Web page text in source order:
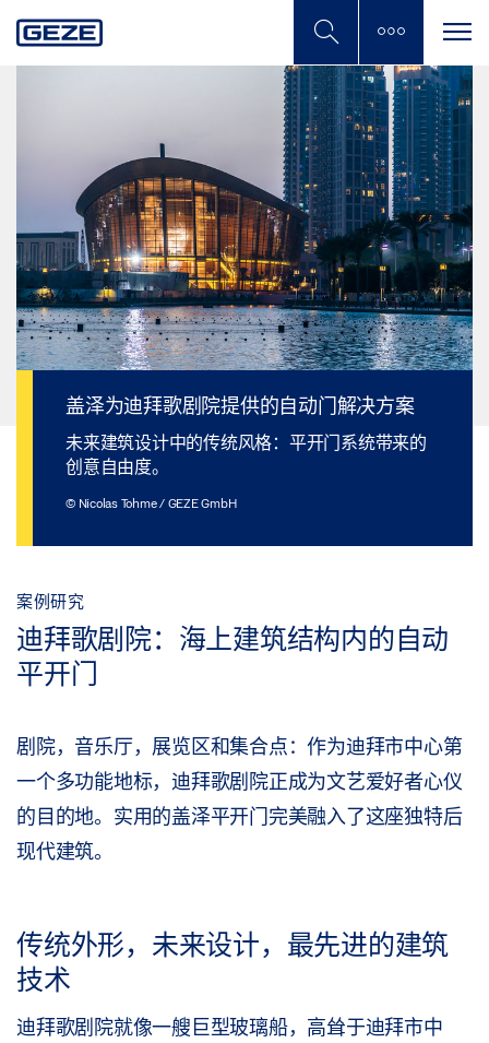
to
盖泽为迪拜歌剧院提供的自动门解决方案
未来建筑设计中的传统风格：平开门系统带来的
创意自由度。
© Nicolas Tohme / GEZE GmbH
案例研究
迪拜歌剧院：海上建筑结构内的自动
平开门
剧院，音乐厅，展览区和集合点：作为迪拜市中心第
一个多功能地标，迪拜歌剧院正成为文艺爱好者心仪
的目的地。实用的盖泽平开门完美融入了这座独特后
现代建筑。
传统外形，未来设计，最先进的建筑
技术
迪拜歌剧院就像一艘巨型玻璃船，高耸于迪拜市中